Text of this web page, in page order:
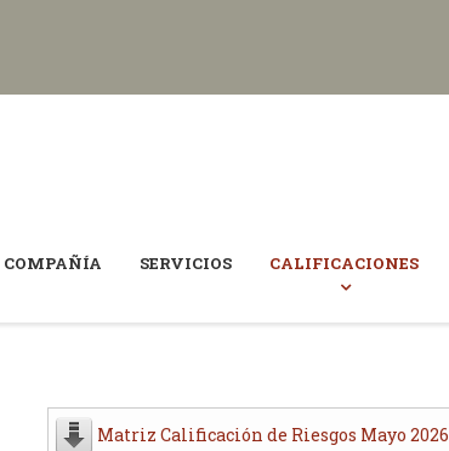
COMPAÑÍA SERVICIOS CALIFICACIONES
Matriz Calificación de Riesgos Mayo 2026